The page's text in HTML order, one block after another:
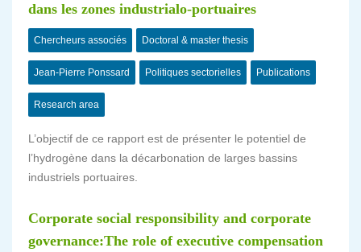
dans les zones industrialo-portuaires
Chercheurs associés Doctoral & master thesis
Jean-Pierre Ponssard Politiques sectorielles Publications
Research area
L’objectif de ce rapport est de présenter le potentiel de
l’hydrogène dans la décarbonation de larges bassins
industriels portuaires.
Corporate social responsibility and corporate
governance:The role of executive compensation